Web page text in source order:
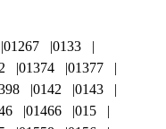
01267
0133
01374
01377
0142
0143
01466
015